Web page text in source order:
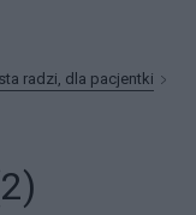
radzi, dla pacjentki